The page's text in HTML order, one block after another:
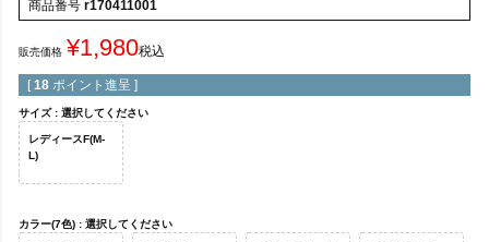
商品番号 r170411001
販売価格 ¥1,980税込
[ 18 ポイント進呈 ]
サイズ 選択してください
レディースF(M-
L)
カラー(7色) 選択してください